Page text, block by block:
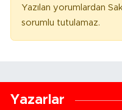
Yazılan yorumlardan
sorumlu tutulamaz.
Yazarlar